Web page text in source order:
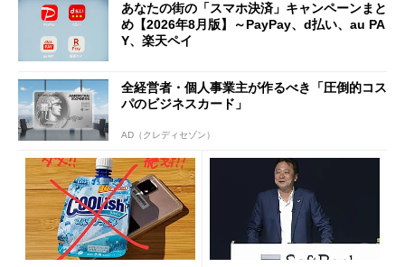
あなたの街の「スマホ決済」キャンペーンまと
め【2026年8月版】～PayPay、d払い、au PA
Y、楽天ペイ
全経営者・個人事業主が作るべき「圧倒的コス
パのビジネスカード」
AD（クレディセゾン）